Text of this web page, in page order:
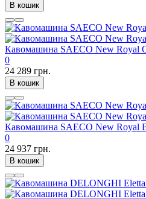
В кошик
Кавомашина SAECO New Royal
0
24 289 грн.
В кошик
Кавомашина SAECO New Royal
0
24 937 грн.
В кошик